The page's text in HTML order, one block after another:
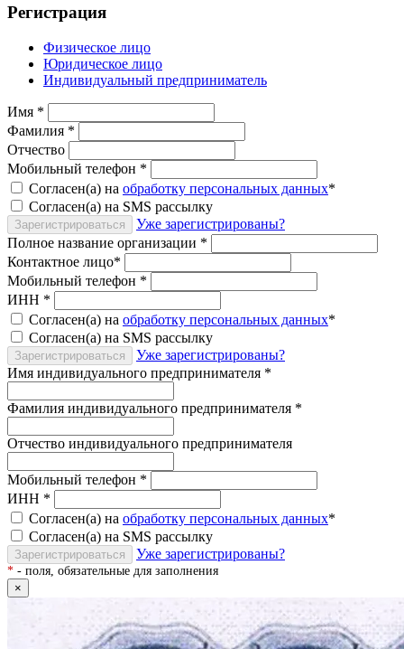
Регистрация
Физическое лицо
Юридическое лицо
Индивидуальный предприниматель
Имя *
Фамилия *
Отчество
Мобильный телефон *
Согласен(а) на обработку персональных данных*
Согласен(а) на SMS рассылку
Зарегистрироваться
Уже зарегистрированы?
Полное название организации *
Контактное лицо*
Мобильный телефон *
ИНН *
Согласен(а) на обработку персональных данных*
Согласен(а) на SMS рассылку
Зарегистрироваться
Уже зарегистрированы?
Имя индивидуального предпринимателя *
Фамилия индивидуального предпринимателя *
Отчество индивидуального предпринимателя
Мобильный телефон *
ИНН *
Согласен(а) на обработку персональных данных*
Согласен(а) на SMS рассылку
Зарегистрироваться Уже зарегистрированы?
* - поля, обязательные для заполнения
×